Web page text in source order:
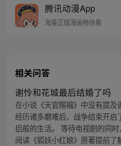
制卡技术和写程序
一张卡牌，可以封
腾讯动漫App
海量正版漫画畅快看
相关问答
谢怜和花城最后结婚了吗
在小说《天官赐福》中没有提及
经历诸多磨难后，战争结束开启
侣般的生活。 等待电视剧的同
阅读《狐妖小红娘》原著提前了